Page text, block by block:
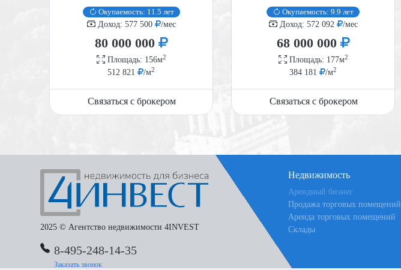
Окупаемость: 11.5 лет
Доход: 577 500
/мес
80 000 000
Площадь: 156м2
512 821 /м2
Связаться с брокером
Окупаемость: 9.9 лет
Доход: 572 092
/мес
68 000 000
Площадь: 177м2
384 181 /м2
Связаться с брокером
2025 © Агентство недвижимости 4INVEST
8-495-248-14-35
Заказать звонок
Недвижимость
Арендный бизнес
Продажа торговых помещений
Аренда торговых помещений
Склады